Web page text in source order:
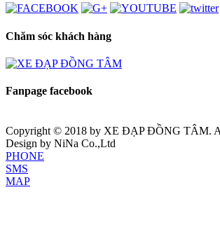
Chăm sóc khách hàng
Fanpage facebook
Copyright © 2018 by XE ĐẠP ĐỒNG TÂM.
Design by NiNa Co.,Ltd
PHONE
SMS
MAP